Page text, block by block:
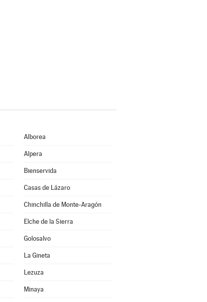
Alborea
Alpera
Bienservida
Casas de Lázaro
Chinchilla de Monte-Aragón
Elche de la Sierra
Golosalvo
La Gineta
Lezuza
Minaya